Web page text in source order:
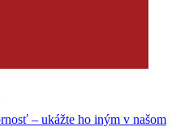
– ukážte ho iným v našom